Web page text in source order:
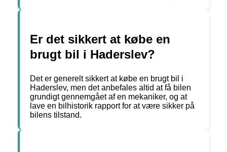
Er det sikkert at købe en
brugt bil i Haderslev?
Det er generelt sikkert at købe en brugt bil i
Haderslev, men det anbefales altid at få bilen
grundigt gennemgået af en mekaniker, og at
lave en bilhistorik rapport for at være sikker på
bilens tilstand.